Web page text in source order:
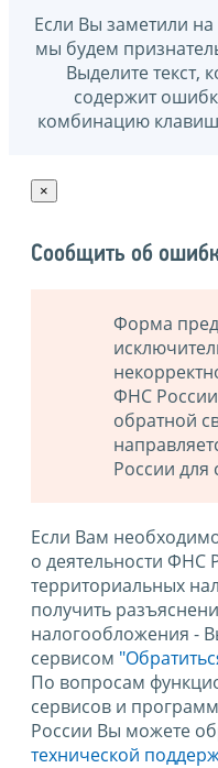
Если Вы заметили на
мы будем
Выделите
содержит
комбинацию
×
Сообщить об
Форма
ФНС
обратной
России для
Если Вам
о деятельности ФНС
территориальных
получить
налогообложения -
сервисом
По вопросам
сервисов и
России Вы можете
технической